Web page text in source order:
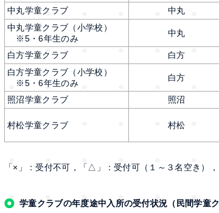
中丸学童クラブ 中丸
中丸学童クラブ（小学校）
※5・6年生のみ
中丸
白方学童クラブ 白方
白方学童クラブ（小学校）
※5・6年生のみ
白方
照沼学童クラブ 照沼
村松学童クラブ 村松
「×」：受付不可，「△」：受付可（１～３名空き）
学童クラブの年度途中入所の受付状況（民間学童ク